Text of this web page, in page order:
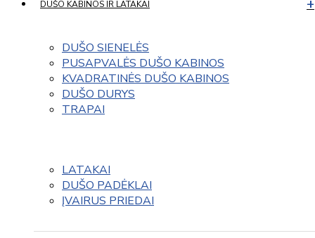
DUŠO KABINOS IR LATAKAI
DUŠO SIENELĖS
PUSAPVALĖS DUŠO KABINOS
KVADRATINĖS DUŠO KABINOS
DUŠO DURYS
TRAPAI
LATAKAI
DUŠO PADĖKLAI
ĮVAIRUS PRIEDAI